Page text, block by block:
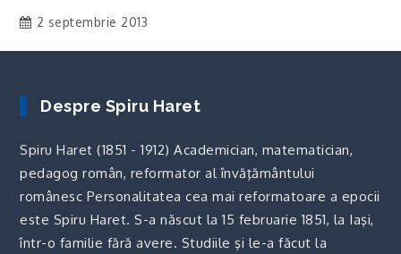
2 septembrie 2013
Despre Spiru Haret
Spiru Haret (1851 - 1912) Academician, matematician,
pedagog român, reformator al învăţământului
românesc Personalitatea cea mai reformatoare a epocii
este Spiru Haret. S-a născut la 15 februarie 1851, la Iaşi,
într-o familie fără avere. Studiile şi le-a făcut la